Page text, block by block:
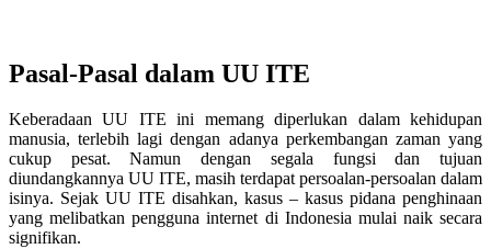
Pasal-Pasal dalam UU ITE
Keberadaan UU ITE ini memang diperlukan dalam kehidupan
manusia, terlebih lagi dengan adanya perkembangan zaman yang
cukup pesat. Namun dengan segala fungsi dan tujuan
diundangkannya UU ITE, masih terdapat persoalan-persoalan dalam
isinya. Sejak UU ITE disahkan, kasus – kasus pidana penghinaan
yang melibatkan pengguna internet di Indonesia mulai naik secara
signifikan.